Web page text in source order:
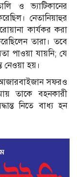
ও ভ্যাটিকানের
নেতানিয়াহুর
কার্যকর করা
তারা। তবে
পাওয়া যায়নি; যে
নেওয়া হয়।
সফরও
তাকে বহনকারী
নিতে বাধ্য হন